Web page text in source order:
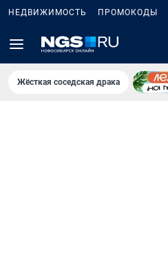
НЕДВИЖИМОСТЬ ПРОМОКОДЫ
Жёсткая соседская драка